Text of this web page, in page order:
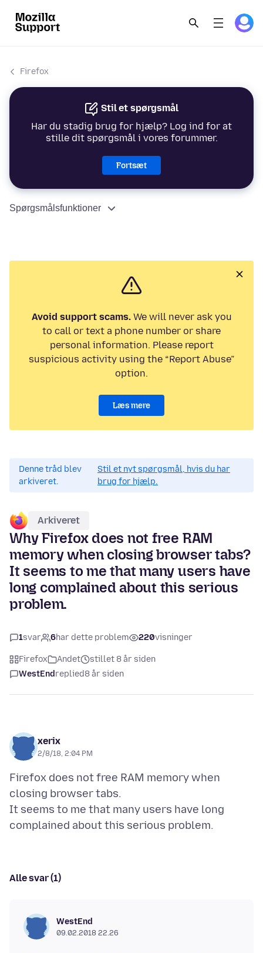
Firefox
Stil et spørgsmål
Har du stadig brug for hjælp? Log ind for at
stille dit spørgsmål i vores forummer.
Fortsæt
Spørgsmålsfunktioner
Avoid support scams.We will never ask you
to call or text a phone number or share
personal information. Please report
suspicious activity using the “Report Abuse”
option.
Læs mere
Denne tråd blev
arkiveret.
Stil et nyt spørgsmål, hvis du har
brug for hjælp.
Arkiveret
Why Firefox does not free RAM
memory when closing browser tabs?
It seems to me that many users have
long complained about this serious
problem.
1svar 6har dette problem 220visninger
Firefox Andet
stillet 8 år siden
WestEndreplied8 år siden
xerix
2/8/18, 2:04 PM
Firefox does not free RAM memory when
closing browser tabs.
It seems to me that many users have long
Alle svar (1)
WestEnd
09.02.2018 22.26